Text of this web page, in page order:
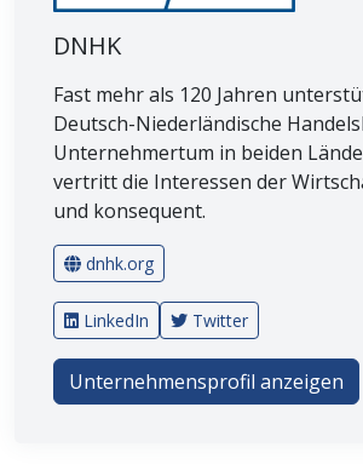
DNHK
Fast mehr als 120 Jahren
Deutsch-Niederländische
Unternehmertum in beiden
vertritt die Interessen der
und konsequent.
dnhk.org
LinkedIn Twitter
Unternehmensprofil anzeigen